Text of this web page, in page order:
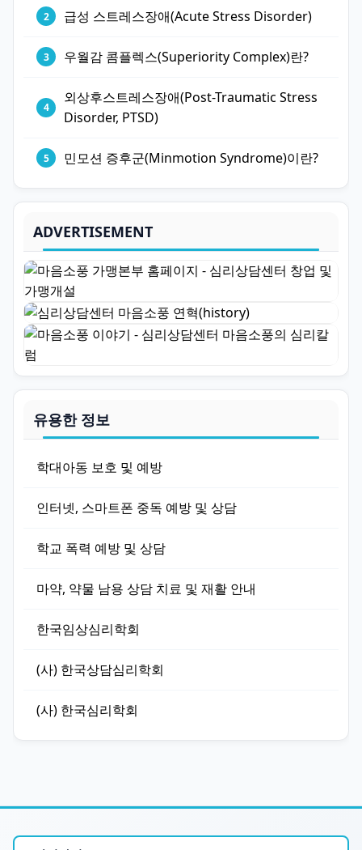
급성 스트레스장애(Acute Stress Disorder)
우월감 콤플렉스(Superiority Complex)란?
외상후스트레스장애(Post-Traumatic Stress
Disorder, PTSD)
민모션 증후군(Minmotion Syndrome)이란?
ADVERTISEMENT
유용한 정보
학대아동 보호 및 예방
인터넷, 스마트폰 중독 예방 및 상담
학교 폭력 예방 및 상담
마약, 약물 남용 상담 치료 및 재활 안내
한국임상심리학회
(사) 한국상담심리학회
(사) 한국심리학회